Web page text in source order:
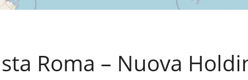
Roma – Nuova